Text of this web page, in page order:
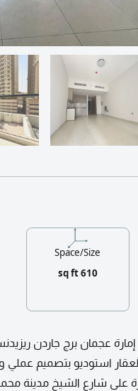
Space/Size
610 sq ft
عجمان برج جاردن
استوديو بتصميم
على شارع الشيخ مدينة